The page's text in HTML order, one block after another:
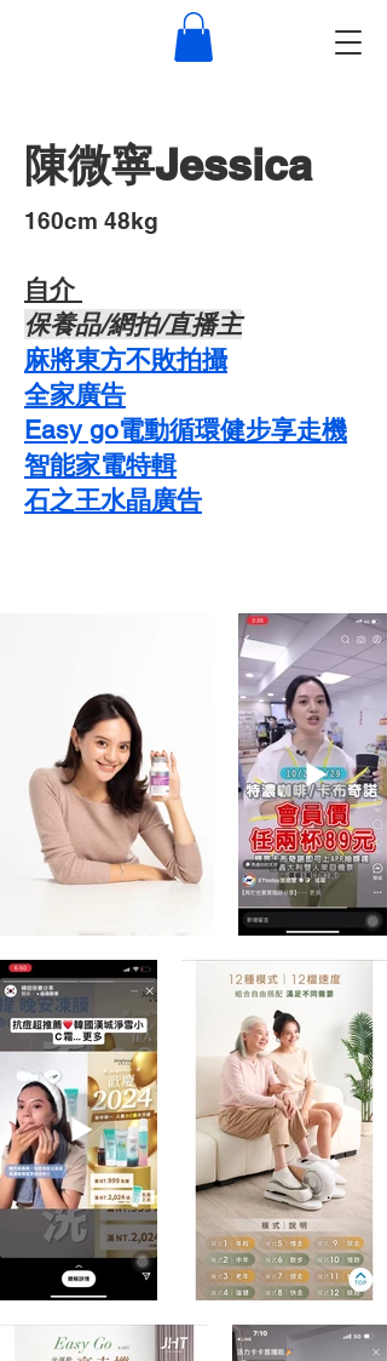
陳微寧Jessica
​160cm 48kg
自介 ​
​保養品/網拍/直播主
麻將東方不敗拍攝
​全家廣告
Easy go電動循環健步享走機
智能家電特輯
石之王水晶廣告